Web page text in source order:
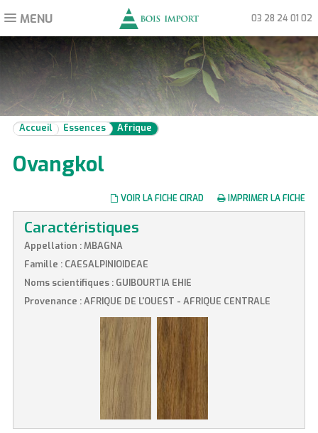
Toggle
MENU 03 28 24 01 02
Accueil Essences Afrique
Ovangkol
VOIR LA FICHE CIRAD IMPRIMER LA FICHE
Caractéristiques
Appellation : MBAGNA
Famille : CAESALPINIOIDEAE
Noms scientifiques : GUIBOURTIA EHIE
Provenance : AFRIQUE DE L'OUEST - AFRIQUE CENTRALE